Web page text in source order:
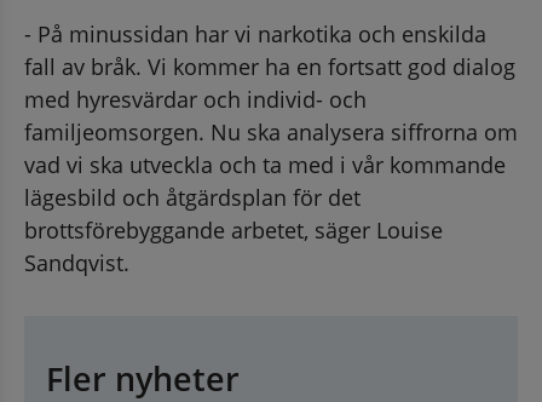
- På minussidan har vi narkotika och enskilda
fall av bråk. Vi kommer ha en fortsatt god dialog
med hyresvärdar och individ- och
familjeomsorgen. Nu ska analysera siffrorna om
vad vi ska utveckla och ta med i vår kommande
lägesbild och åtgärdsplan för det
brottsförebyggande arbetet, säger Louise
Sandqvist.
Fler nyheter